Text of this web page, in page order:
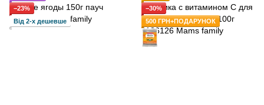
−23%
Від 2-х дешевше
−30%
500 ГРН+ПОДАРУНОК